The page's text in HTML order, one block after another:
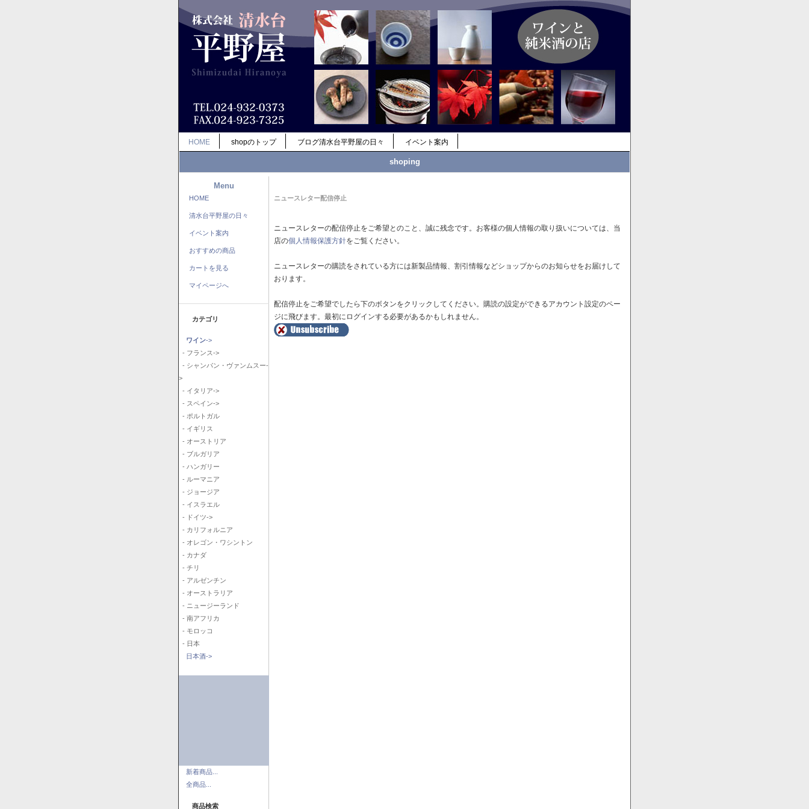
HOME shopのトップ ブログ清水台平野屋の日々 イベント案内
shoping
Menu
HOME
清水台平野屋の日々
イベント案内
おすすめの商品
カートを見る
マイページへ
カテゴリ
ワイン->
- フランス->
- シャンパン・ヴァンムスー-
>
- イタリア->
- スペイン->
- ポルトガル
- イギリス
- オーストリア
- ブルガリア
- ハンガリー
- ルーマニア
- ジョージア
- イスラエル
- ドイツ->
- カリフォルニア
- オレゴン・ワシントン
- カナダ
- チリ
- アルゼンチン
- オーストラリア
- ニュージーランド
- 南アフリカ
- モロッコ
- 日本
日本酒->
新着商品...
全商品...
商品検索
ニュースレター配信停止
ニュースレターの配信停止をご希望とのこと、誠に残念です。お客様の個人情報の取り扱いについては、当
店の個人情報保護方針をご覧ください。
ニュースレターの購読をされている方には新製品情報、割引情報などショップからのお知らせをお届けして
おります。
配信停止をご希望でしたら下のボタンをクリックしてください。購読の設定ができるアカウント設定のペー
ジに飛びます。最初にログインする必要があるかもしれません。